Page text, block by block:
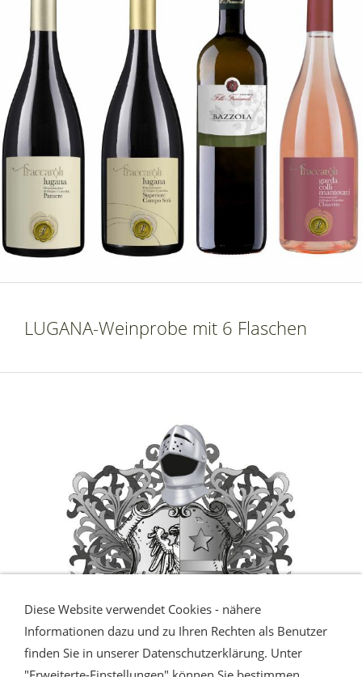
LUGANA-Weinprobe mit 6 Flaschen
Diese Website verwendet Cookies - nähere
Informationen dazu und zu Ihren Rechten als Benutzer
finden Sie in unserer Datenschutzerklärung. Unter